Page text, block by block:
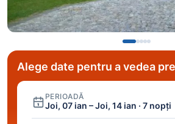
Alege date pentru a vedea
PERIOADĂ
Joi, 07 ian – Joi, 14 ian · 7 nopți